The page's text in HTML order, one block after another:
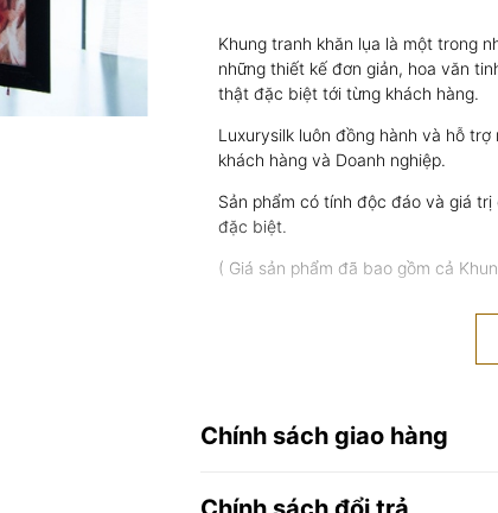
Khung tranh khăn lụa là một trong
những thiết kế đơn giản, hoa văn
thật đặc biệt tới từng khách hàng.
Luxurysilk luôn đồng hành và hỗ
khách hàng và Doanh nghiệp.
Sản phẩm có tính độc đáo và giá
đặc biệt.
( Giá sản phẩm đã bao gồm cả
Chính sách giao hàng